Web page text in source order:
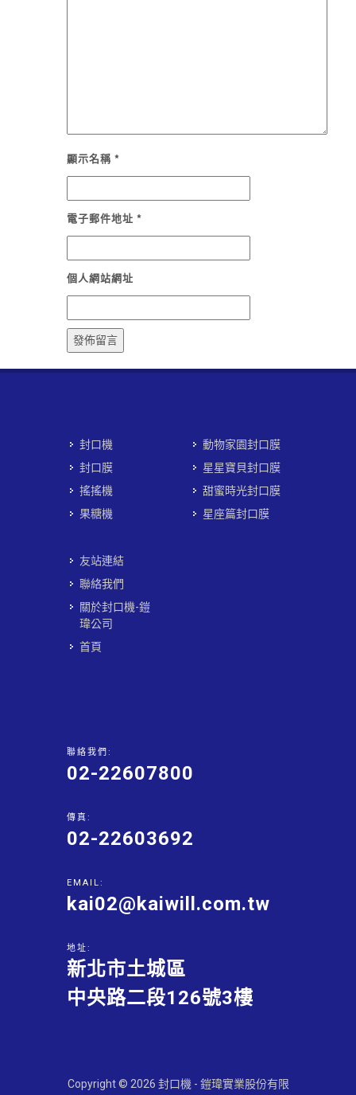
顯示名稱 *
電子郵件地址 *
個人網站網址
封口機
封口膜
搖搖機
果糖機
動物家園封口膜
星星寶貝封口膜
甜蜜時光封口膜
星座篇封口膜
友站連結
聯絡我們
關於封口機-鎧
瑋公司
首頁
聯絡我們:
02-22607800
傳真:
02-22603692
EMAIL:
kai02@kaiwill.com.tw
地址:
新北市土城區
中央路二段126號3樓
Copyright © 2026 封口機 - 鎧瑋實業股份有限